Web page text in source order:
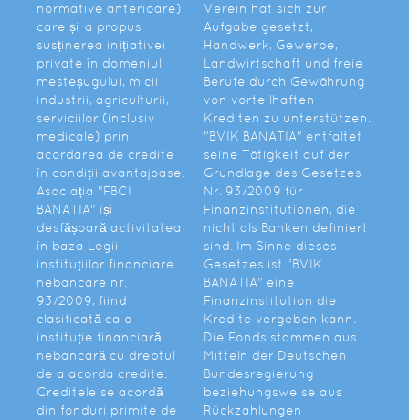
normative anterioare)
care și-a propus
susținerea inițiativei
private în domeniul
mesteșugului, micii
industrii, agriculturii,
serviciilor (inclusiv
medicale) prin
acordarea de credite
în condiții avantajoase.
Asociația "FBCI
BANATIA" își
desfășoară activitatea
în baza Legii
instituțiilor financiare
nebancare nr.
93/2009, fiind
clasificată ca o
instituție financiară
nebancară cu dreptul
de a acorda credite.
Creditele se acordă
din fonduri primite de
Verein hat sich zur
Aufgabe gesetzt,
Handwerk, Gewerbe,
Landwirtschaft und freie
Berufe durch Gewährung
von vorteilhaften
Krediten zu unterstützen.
"BVIK BANATIA" entfaltet
seine Tätigkeit auf der
Grundlage des Gesetzes
Nr. 93/2009 für
Finanzinstitutionen, die
nicht als Banken definiert
sind. Im Sinne dieses
Gesetzes ist "BVIK
BANATIA" eine
Finanzinstitution die
Kredite vergeben kann.
Die Fonds stammen aus
Mitteln der Deutschen
Bundesregierung
beziehungsweise aus
Rückzahlungen